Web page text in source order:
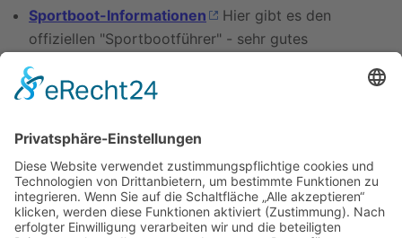
Sportboot-Informationen
Hier gibt es den
offiziellen "Sportbootführer" - sehr gutes
Kartenmaterial zum Ruhrgebiet
Alle Wasserstraßen im Ruhrgebiet
Ruhrgebiet
Literatur und Karten